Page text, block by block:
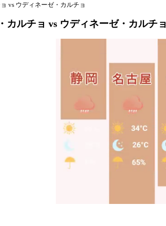
vs ウディネーゼ・カルチョ
カルチョ vs ウディネーゼ・カルチョ